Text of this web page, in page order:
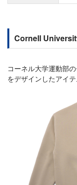
Cornell
コーネル大学運動部
をデザインしたアイテ